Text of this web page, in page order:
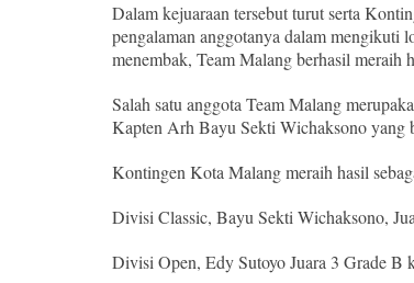
Dalam kejuaraan tersebut turut serta
pengalaman anggotanya dalam mengikuti
menembak, Team Malang berhasil meraih
Salah satu anggota Team Malang
Kapten Arh Bayu Sekti Wichaksono yang
Kontingen Kota Malang meraih hasil
Divisi Classic, Bayu Sekti Wichaksono,
Divisi Open, Edy Sutoyo Juara 3 Grade B